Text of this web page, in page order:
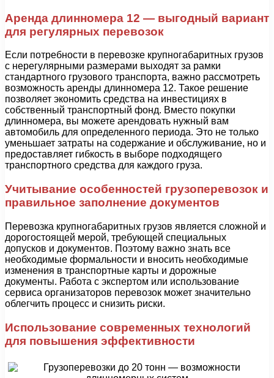
Аренда длинномера 12 — выгодный вариант
для регулярных перевозок
Если потребности в перевозке крупногабаритных грузов
с нерегулярными размерами выходят за рамки
стандартного грузового транспорта, важно рассмотреть
возможность аренды длинномера 12. Такое решение
позволяет экономить средства на инвестициях в
собственный транспортный фонд. Вместо покупки
длинномера, вы можете арендовать нужный вам
автомобиль для определенного периода. Это не только
уменьшает затраты на содержание и обслуживание, но и
предоставляет гибкость в выборе подходящего
транспортного средства для каждого груза.
Учитывание особенностей грузоперевозок и
правильное заполнение документов
Перевозка крупногабаритных грузов является сложной и
дорогостоящей мерой, требующей специальных
допусков и документов. Поэтому важно знать все
необходимые формальности и вносить необходимые
изменения в транспортные карты и дорожные
документы. Работа с экспертом или использование
сервиса организаторов перевозок может значительно
облегчить процесс и снизить риски.
Использование современных технологий
для повышения эффективности